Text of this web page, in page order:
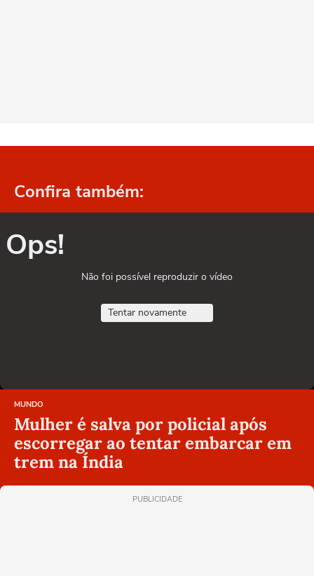
Confira também:
Ops!
Não foi possível reproduzir o vídeo
Tentar novamente
MUNDO
Mulher é salva por policial após
escorregar ao tentar embarcar em
trem na Índia
PUBLICIDADE